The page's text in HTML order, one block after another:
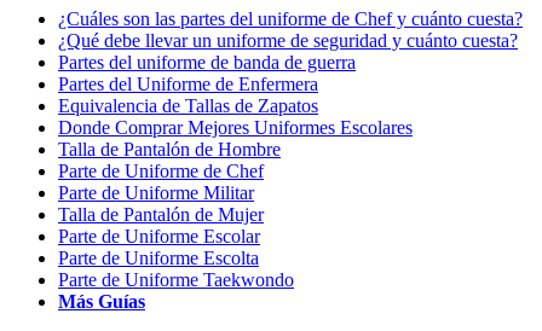
¿Cuáles son las partes del uniforme de Chef y cuánto cuesta?
¿Qué debe llevar un uniforme de seguridad y cuánto cuesta?
Partes del uniforme de banda de guerra
Partes del Uniforme de Enfermera
Equivalencia de Tallas de Zapatos
Donde Comprar Mejores Uniformes Escolares
Talla de Pantalón de Hombre
Parte de Uniforme de Chef
Parte de Uniforme Militar
Talla de Pantalón de Mujer
Parte de Uniforme Escolar
Parte de Uniforme Escolta
Parte de Uniforme Taekwondo
Más Guías